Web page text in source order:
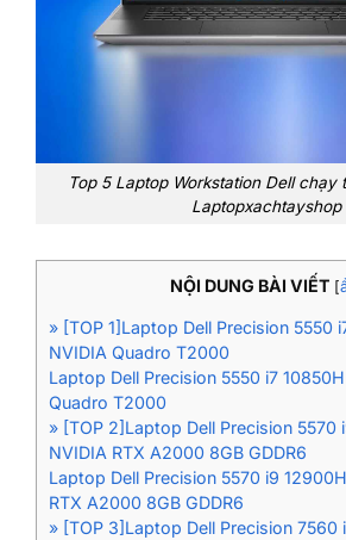
Top 5 Laptop Workstation Dell chạy
Laptopxachtayshop
NỘI DUNG BÀI VIẾT [
» [TOP 1]Laptop Dell Precision 5550
NVIDIA Quadro T2000
Laptop Dell Precision 5550 i7
Quadro T2000
» [TOP 2]Laptop Dell Precision 5570
NVIDIA RTX A2000 8GB GDDR6
Laptop Dell Precision 5570 i9
RTX A2000 8GB GDDR6
» [TOP 3]Laptop Dell Precision 7560